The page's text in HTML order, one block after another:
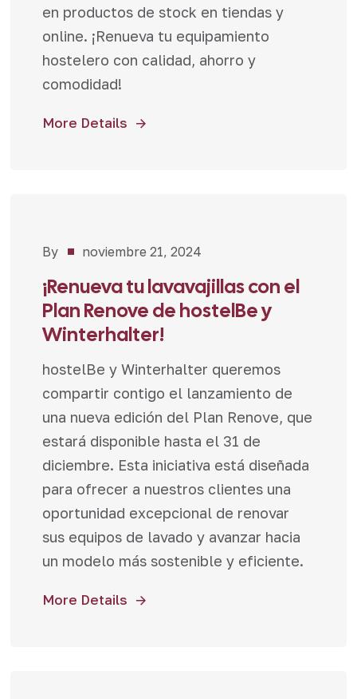
en productos de stock en tiendas y
online. ¡Renueva tu equipamiento
hostelero con calidad, ahorro y
comodidad!
More Details
Noticias,
By noviembre 21, 2024
¡Renueva tu lavavajillas con el
Plan Renove de hostelBe y
Winterhalter!
hostelBe y Winterhalter queremos
compartir contigo el lanzamiento de
una nueva edición del Plan Renove, que
estará disponible hasta el 31 de
diciembre. Esta iniciativa está diseñada
para ofrecer a nuestros clientes una
oportunidad excepcional de renovar
sus equipos de lavado y avanzar hacia
un modelo más sostenible y eficiente.
More Details